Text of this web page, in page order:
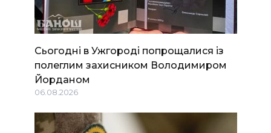
Сьогодні в Ужгороді попрощалися із
полеглим захисником Володимиром
Йорданом
06.08.2026